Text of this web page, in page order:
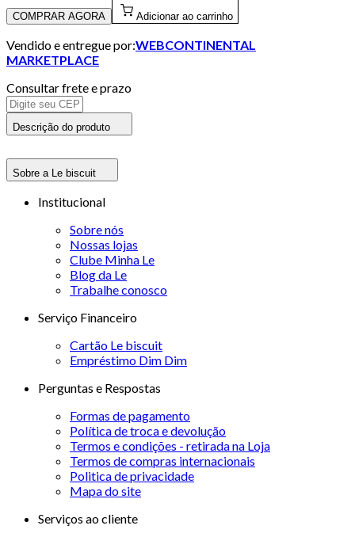
COMPRAR AGORA Adicionar ao carrinho
Vendido e entregue por:WEBCONTINENTAL
MARKETPLACE
Consultar frete e prazo
Descrição do produto
Sobre a Le biscuit
Institucional
Sobre nós
Nossas lojas
Clube Minha Le
Blog da Le
Trabalhe conosco
Serviço Financeiro
Cartão Le biscuit
Empréstimo Dim Dim
Perguntas e Respostas
Formas de pagamento
Política de troca e devolução
Termos e condições - retirada na Loja
Termos de compras internacionais
Politica de privacidade
Mapa do site
Serviços ao cliente